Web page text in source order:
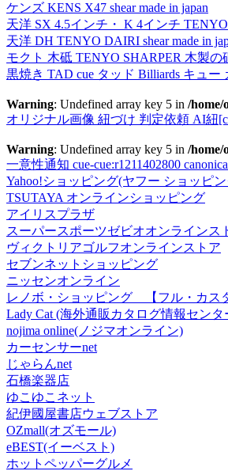
ケンズ KENS X47 shear made in japan
天洋 SX 4.5インチ・ K 4インチ TENYO
天洋 DH TENYO DAIRI shear made in
モクト 木砥 TENYO SHARPER 木製
黒焼き TAD cue タッド Billiards キュー
Warning: Undefined array key 5 in /home/
オリジナル画像 紐づけ 判定依頼 AI紐
Warning: Undefined array key 5 in /home/
一意性通知 cue-cue:r1211402800
Yahoo!ショッピング(ヤフー ショッピ
TSUTAYA オンラインショッピング
アイリスプラザ
スーパースポーツゼビオオンラインス
ヴィクトリアゴルフオンラインストア
セブンネットショッピング
ニッセンオンライン
レノボ・ショッピング 【フル・カス
Lady Cat (海外通販カタログ情報センタ
nojima online(ノジマオンライン)
カーセンサーnet
じゃらんnet
石橋楽器店
ゆこゆこネット
紀伊國屋書店ウェブストア
OZmall(オズモール)
eBEST(イーベスト)
ホットペッパーグルメ